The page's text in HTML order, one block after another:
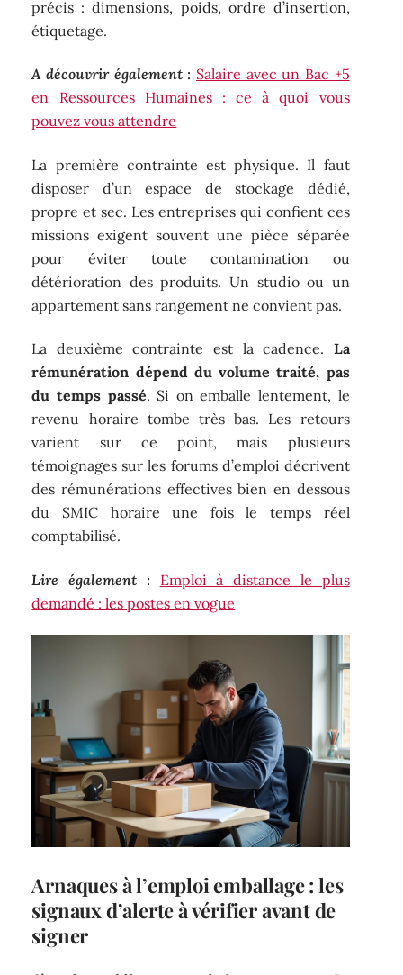
précis : dimensions, poids, ordre d’insertion,
étiquetage.
A découvrir également : Salaire avec un Bac +5
en Ressources Humaines : ce à quoi vous
pouvez vous attendre
La première contrainte est physique. Il faut
disposer d’un espace de stockage dédié,
propre et sec. Les entreprises qui confient ces
missions exigent souvent une pièce séparée
pour éviter toute contamination ou
détérioration des produits. Un studio ou un
appartement sans rangement ne convient pas.
La deuxième contrainte est la cadence. La
rémunération dépend du volume traité, pas
du temps passé. Si on emballe lentement, le
revenu horaire tombe très bas. Les retours
varient sur ce point, mais plusieurs
témoignages sur les forums d’emploi décrivent
des rémunérations effectives bien en dessous
du SMIC horaire une fois le temps réel
comptabilisé.
Lire également :
Emploi à distance le plus
demandé : les postes en vogue
Arnaques à l’emploi emballage : les
signaux d’alerte à vérifier avant de
signer